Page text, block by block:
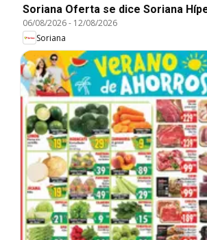
Soriana Oferta se dice Soriana
06/08/2026- 12/08/2026
Soriana